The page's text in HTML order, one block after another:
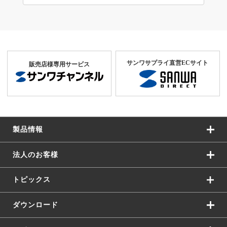
販売店様専用サービス サンワサプライ直営ECサイト
製品情報
法人のお客様
トピックス
ダウンロード